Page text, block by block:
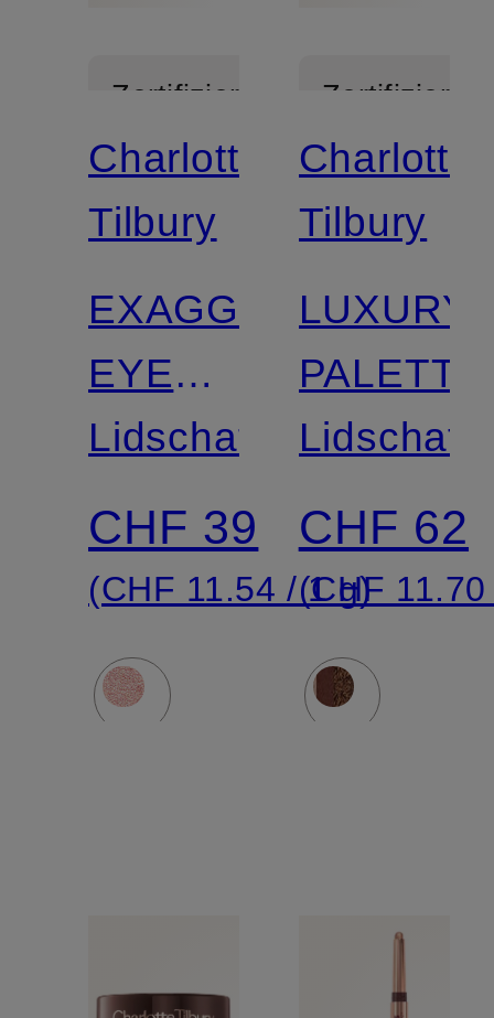
Zertifiziert
Charlotte
Tilbury
EXAGGER-
EYES
EASY
EYSHADOW
STICK
Lidschatten
CHF 39
(CHF 11.54 / 1 g)
Zertifiziert
Charlotte
Tilbury
LUXURY
PALETTE
CHF 62
(CHF